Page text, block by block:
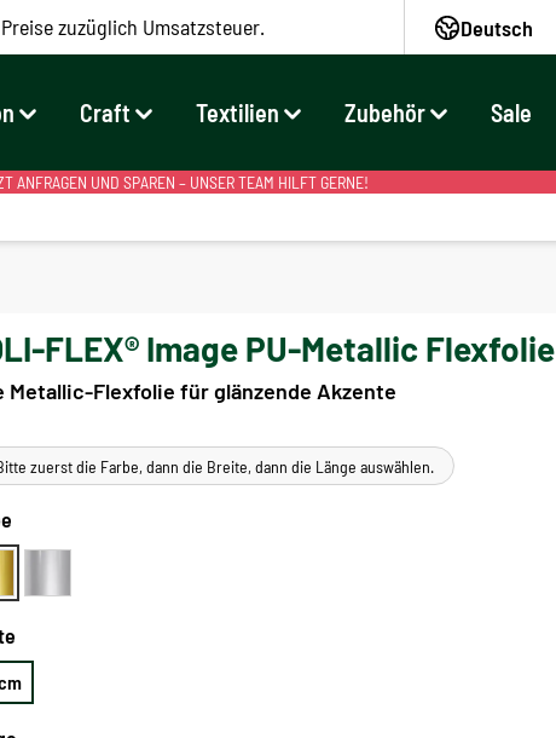
zuzüglich Umsatzsteuer. Deutsch
Craft Textilien Zubehör Sale
ANFRAGEN UND SPAREN – UNSER TEAM HILFT GERNE!
FLEX® Image PU-Metallic Flexfolie
Metallic-Flexfolie für glänzende Akzente
zuerst die Farbe, dann die Breite, dann die Länge auswählen.